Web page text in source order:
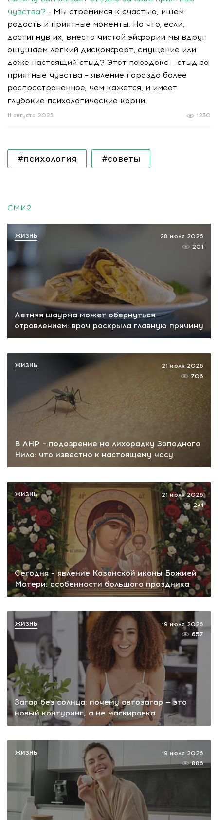
чувства? - Мы стремимся к счастью, ищем
радость и приятные моменты. Но что, если,
достигнув их, вместо чистой эйфории мы вдруг
ощущаем легкий дискомфорт, смущение или
даже настоящий стыд? Этот парадокс – стыд за
приятные чувства – явление гораздо более
распространенное, чем кажется, и имеет
глубокие психологические корни.
1230
11 августа 2025
#психология #советы
СМИ2
Летняя шаурма может обернуться
отравлением: врач раскрыла главную причину
28 июля 2026
201
ЖИЗНЬ
В ЛНР – подозрение на лихорадку Западного
Нила: что известно к настоящему часу
21 июля 2026
706
ЖИЗНЬ
Сегодня – явление Казанской иконы Божией
Матери: особенности большого праздника
21 июля 2026
241
ЖИЗНЬ
Загар без солнца: почему автозагар — это
новый контуринг, а не маскировка
19 июля 2026
657
ЖИЗНЬ
19 июля 2026
886
ЖИЗНЬ